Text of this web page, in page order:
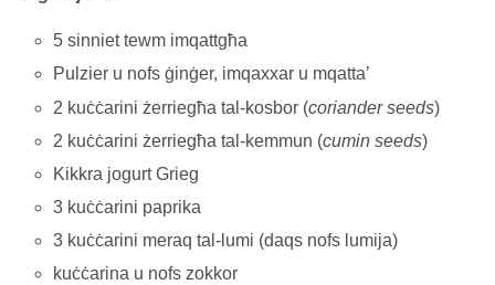
5 sinniet tewm imqattgħa
Pulzier u nofs ġinġer, imqaxxar u mqatta’
2 kuċċarini żerriegħa tal-kosbor (coriander seeds)
2 kuċċarini żerriegħa tal-kemmun (cumin seeds)
Kikkra jogurt Grieg
3 kuċċarini paprika
3 kuċċarini meraq tal-lumi (daqs nofs lumija)
kuċċarina u nofs zokkor